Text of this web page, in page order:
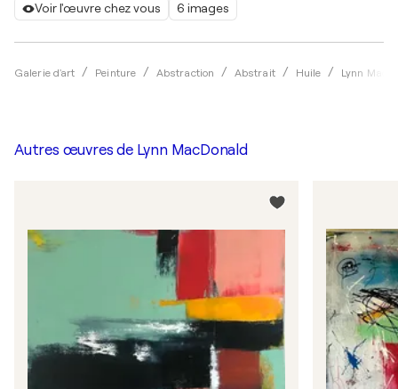
Voir l'œuvre chez vous 6 images
Galerie d'art Peinture Abstraction Abstrait Huile Lynn
Autres œuvres de Lynn MacDonald